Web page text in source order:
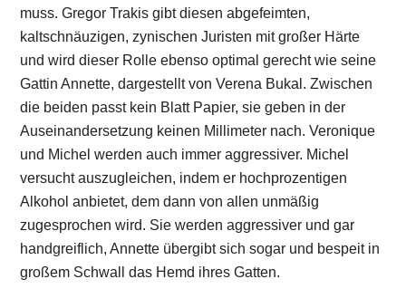
muss. Gregor Trakis gibt diesen abgefeimten,
kaltschnäuzigen, zynischen Juristen mit großer Härte
und wird dieser Rolle ebenso optimal gerecht wie seine
Gattin Annette, dargestellt von Verena Bukal. Zwischen
die beiden passt kein Blatt Papier, sie geben in der
Auseinandersetzung keinen Millimeter nach. Veronique
und Michel werden auch immer aggressiver. Michel
versucht auszugleichen, indem er hochprozentigen
Alkohol anbietet, dem dann von allen unmäßig
zugesprochen wird. Sie werden aggressiver und gar
handgreiflich, Annette übergibt sich sogar und bespeit in
großem Schwall das Hemd ihres Gatten.